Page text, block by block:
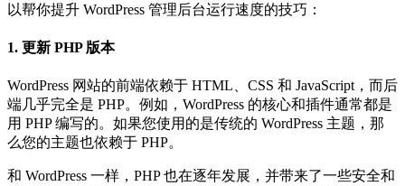
以帮你提升 WordPress 管理后台运行速度的技巧：
1. 更新 PHP 版本
WordPress 网站的前端依赖于 HTML、CSS 和 JavaScript，而后
端几乎完全是 PHP。例如，WordPress 的核心和插件通常都是
用 PHP 编写的。如果您使用的是传统的 WordPress 主题，那
么您的主题也依赖于 PHP。
和 WordPress 一样，PHP 也在逐年发展，并带来了一些安全和